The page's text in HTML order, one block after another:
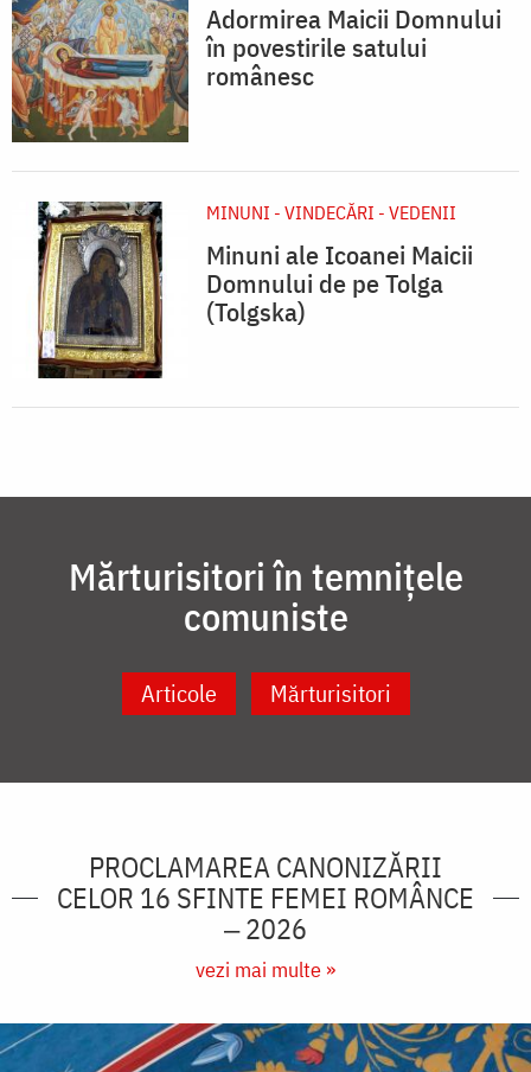
Adormirea Maicii Domnului
în povestirile satului
românesc
MINUNI - VINDECĂRI - VEDENII
Minuni ale Icoanei Maicii
Domnului de pe Tolga
(Tolgska)
Mărturisitori în temnițele
comuniste
Articole Mărturisitori
PROCLAMAREA CANONIZĂRII
CELOR 16 SFINTE FEMEI ROMÂNCE
‒ 2026
vezi mai multe »